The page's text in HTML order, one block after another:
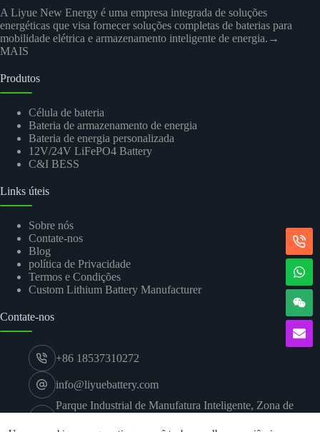
A Liyue New Energy é uma empresa integrada de soluções
energéticas que visa fornecer soluções completas de baterias para
mobilidade elétrica e armazenamento inteligente de energia. →
MAIS
Produtos
Célula de bateria
Bateria de armazenamento de energia
Bateria de energia personalizada
12V/24V LiFePO4 Battery
C&I BESS
Links úteis
Sobre nós
Contate-nos
Blog
política de Privacidade
Termos e Condições
Custom Lithium Battery Manufacturer
Contate-nos
+86 18537310272
info@liyuebattery.com
Parque Industrial de Manufatura Inteligente, Zona de